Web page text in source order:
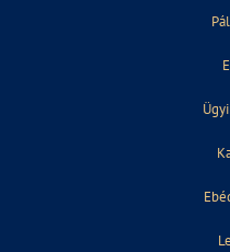
A felvételi